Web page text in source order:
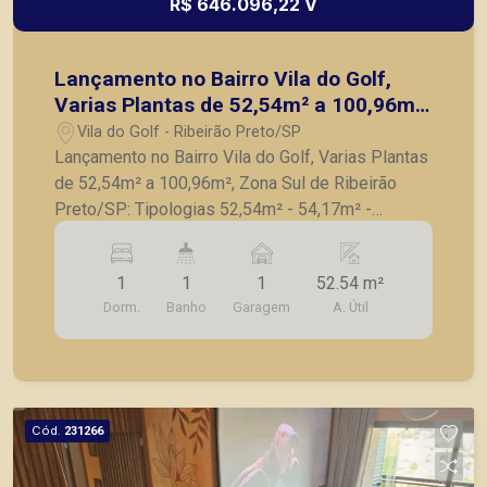
R$ 646.096,22 V
Lançamento no Bairro Vila do Golf,
Varias Plantas de 52,54m² a 100,96m²,
Zona Sul de Ribeirão Preto/SP:
Vila do Golf - Ribeirão Preto/SP
Lançamento no Bairro Vila do Golf, Varias Plantas
de 52,54m² a 100,96m², Zona Sul de Ribeirão
Preto/SP: Tipologias 52,54m² - 54,17m² -
58,37m² - 61,04m² - 72,90m² - 82,06m² -
100,96m² Valores de R$646.096,00 a
R$1.011.141,077 - 1 ou 2 Quartos com suite -
Sala - Varanda gourmet - Cozinha - Banheiro
social; - 1 ou 2 vagas de garagem. Lazer
Lavanderia Omo Vila do Golf é um daqueles
lugares raros, onde você encontra conveniência e
tranquilidade. O bairro foi planejado para crescer
1
Dorm.
1
Banho
1
Garagem
52.54 m²
A. Útil
Cód. 231266